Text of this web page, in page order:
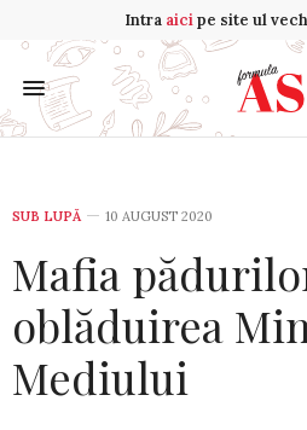
Intra aicipe site ul
SUB LUPĂ 10 AUGUST 2020
Mafia
oblăduirea
Mediului